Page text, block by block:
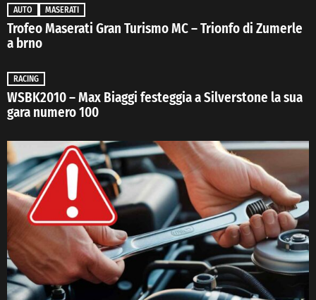
AUTO MASERATI
Trofeo Maserati Gran Turismo MC – Trionfo di Zumerle
a brno
RACING
WSBK2010 – Max Biaggi festeggia a Silverstone la sua
gara numero 100